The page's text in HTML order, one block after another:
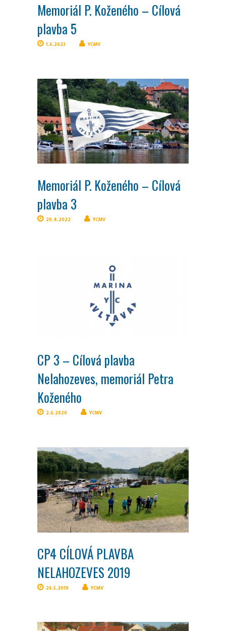
Memoriál P. Koženého – Cílová
plavba 5
1.6.2023 YCMV
Memoriál P. Koženého – Cílová
plavba 3
29.4.2022 YCMV
CP 3 – Cílová plavba
Nelahozeves, memoriál Petra
Koženého
2.6.2020 YCMV
CP4 CÍLOVÁ PLAVBA
NELAHOZEVES 2019
26.5.2019 YCMV